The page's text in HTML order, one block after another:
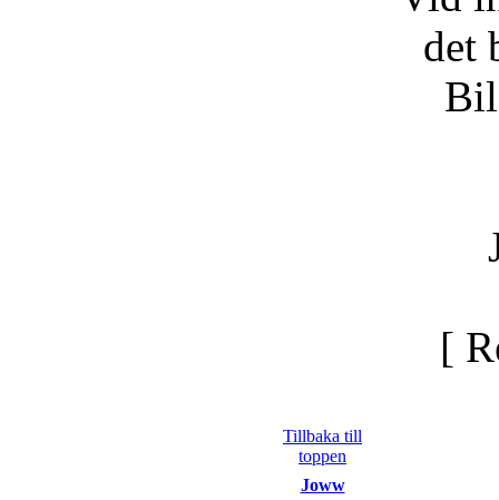
det
[
Tillbaka till
toppen
Joww